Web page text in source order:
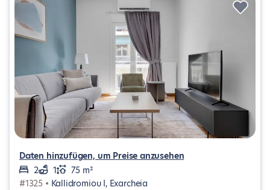
Daten hinzufügen, um Preise anzusehen
2
1
75 m²
#1325 • Kallidromiou I, Exarcheia